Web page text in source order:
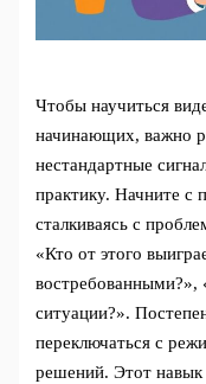
Чтобы научиться
начинающих, важно
нестандартные
практику. Начните
сталкиваясь с
«Кто от этого
востребованными?»,
ситуации?».
переключаться с
решений. Этот навык